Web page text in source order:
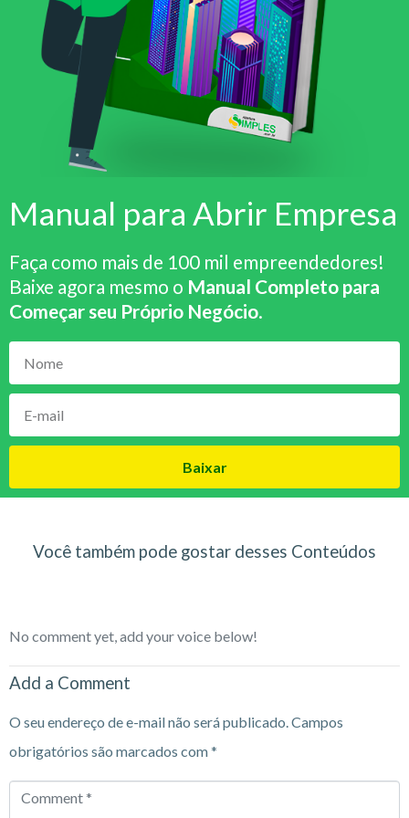
Manual para Abrir Empresa
Faça como mais de 100 mil empreendedores!
Baixe agora mesmo o Manual Completo para
Começar seu Próprio Negócio.
Baixar
Você também pode gostar desses Conteúdos
No comment yet, add your voice below!
Add a Comment
O seu endereço de e-mail não será publicado.Campos
obrigatórios são marcados com*
Comment